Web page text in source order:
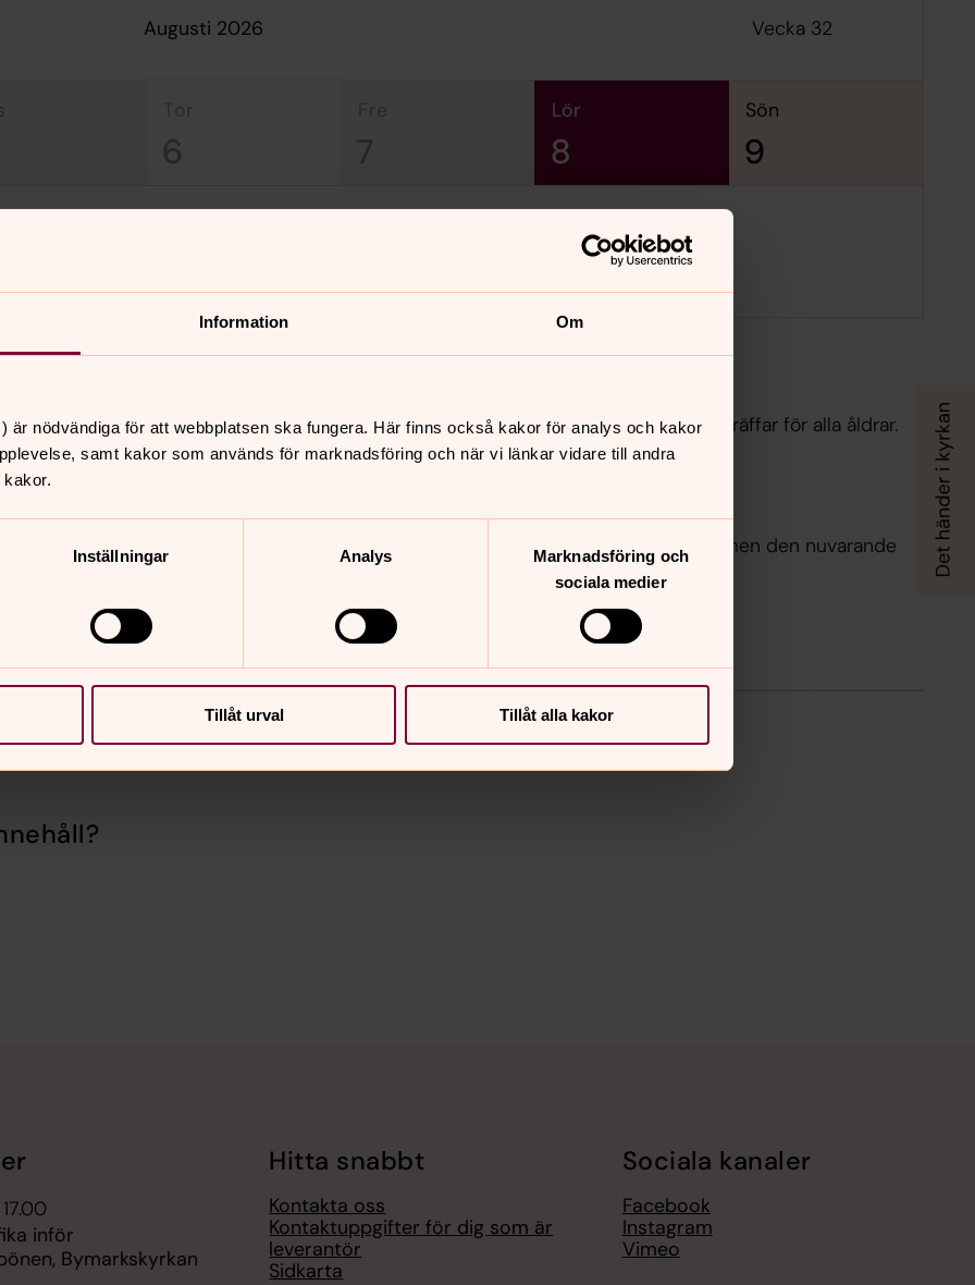
Information Om
är nödvändiga för att webbplatsen ska fungera. Här finns också kakor för analys och kakor
samt kakor som används för marknadsföring och när vi länkar vidare till andra
Inställningar Analys
Marknadsföring och
sociala medier
Tillåt urval Tillåt alla kakor
augusti 2026 Vecka 32
tor
6
lör
8
sön
9
09.30. I den lilla personliga kyrkan finns ett stort körliv samt träffar för alla åldrar.
adress är
Om Ekhagskyrkan
Sedan 60-talet har det funnits en kyrka på Ekhagen, men den nuvarande
invigdes 1996.
inför
Bymarkskyrkan
Hitta snabbt
Kontakta oss
Kontaktuppgifter för dig som är
leverantör
Sidkarta
Sociala kanaler
Facebook
Instagram
Vimeo